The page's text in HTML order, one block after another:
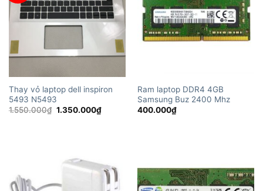
Thay vỏ laptop dell inspiron
5493 N5493
1.550.000₫ Giá
1.350.000₫Giá
hiện
Ram laptop DDR4 4GB
Samsung Buz 2400 Mhz
400.000₫